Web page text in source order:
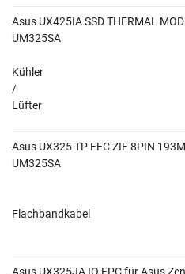
Asus UX425IA SSD THERMAL
UM325SA
Kühler
/
Lüfter
Asus UX325 TP FFC ZIF 8PIN
UM325SA
Flachbandkabel